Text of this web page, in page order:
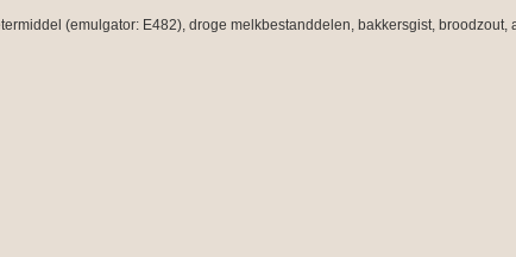
(emulgator: E482), droge melkbestanddelen, bakkersgist, broodzout,